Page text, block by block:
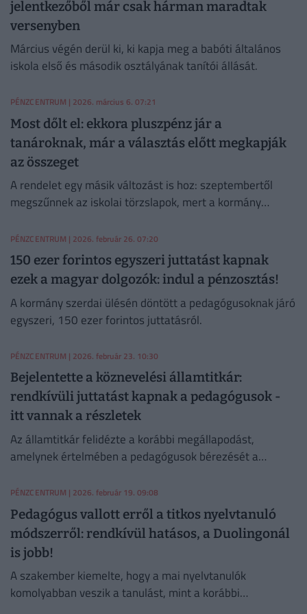
jelentkezőből már csak hárman maradtak
versenyben
Március végén derül ki, ki kapja meg a babóti általános
iskola első és második osztályának tanítói állását.
PÉNZCENTRUM | 2026. március 6. 07:21
Most dőlt el: ekkora pluszpénz jár a
tanároknak, már a választás előtt megkapják
az összeget
A rendelet egy másik változást is hoz: szeptembertől
megszűnnek az iskolai törzslapok, mert a kormány
lehetővé.
PÉNZCENTRUM | 2026. február 26. 07:20
150 ezer forintos egyszeri juttatást kapnak
ezek a magyar dolgozók: indul a pénzosztás!
A kormány szerdai ülésén döntött a pedagógusoknak járó
egyszeri, 150 ezer forintos juttatásról.
PÉNZCENTRUM | 2026. február 23. 10:30
Bejelentette a köznevelési államtitkár:
rendkívüli juttatást kapnak a pedagógusok -
itt vannak a részletek
Az államtitkár felidézte a korábbi megállapodást,
amelynek értelmében a pedagógusok bérezését a
PÉNZCENTRUM | 2026. február 19. 09:08
Pedagógus vallott erről a titkos nyelvtanuló
módszerről: rendkívül hatásos, a Duolingonál
is jobb!
A szakember kiemelte, hogy a mai nyelvtanulók
komolyabban veszik a tanulást, mint a korábbi